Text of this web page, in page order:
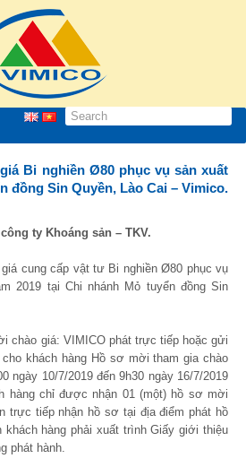
Bi nghiền Ø80 phục vụ sản xuất
đồng Sin Quyền, Lào Cai – Vimico.
ty Khoáng sản – TKV.
cung cấp vật tư Bi nghiền Ø80 phục vụ
2019 tại Chi nhánh Mỏ tuyển đồng Sin
chào giá: VIMICO phát trực tiếp hoặc gửi
khách hàng Hồ sơ mời tham gia chào
ngày 10/7/2019 đến 9h30 ngày 16/7/2019
hàng chỉ được nhận 01 (một) hồ sơ mời
trực tiếp nhận hồ sơ tại địa điểm phát hồ
hàng phải xuất trình Giấy giới thiệu
phát hành.